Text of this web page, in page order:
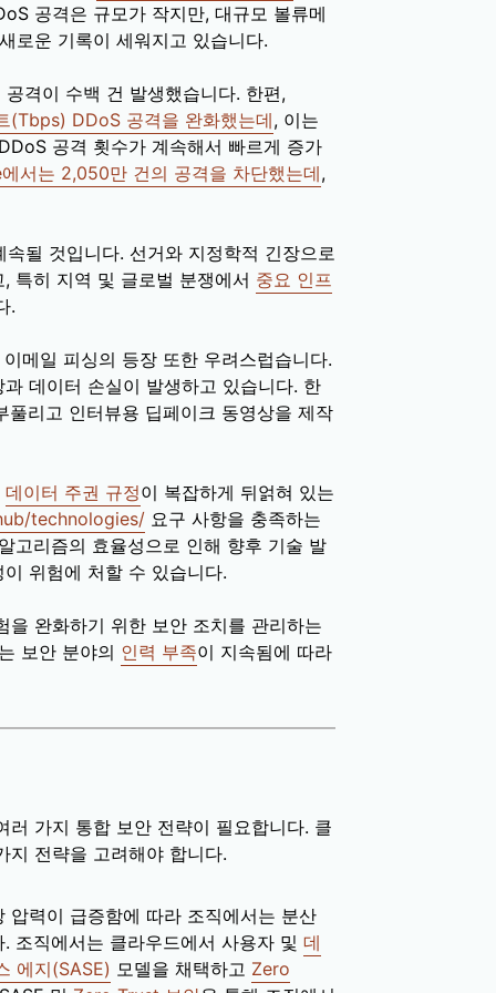
공격은 규모가 작지만, 대규모 볼류메
로운 기록이 세워지고 있습니다.
격이 수백 건 발생했습니다. 한편,
(Tbps) DDoS 공격을 완화했는데, 이는
공격 횟수가 계속해서 빠르게 증가
서는 2,050만 건의 공격을 차단했는데,
속될 것입니다. 선거와 지정학적 긴장으로
특히 지역 및 글로벌 분쟁에서 중요 인프
.
메일 피싱의 등장 또한 우려스럽습니다.
데이터 손실이 발생하고 있습니다. 한
풀리고 인터뷰용 딥페이크 동영상을 제작
데이터 주권 규정이 복잡하게 뒤얽혀 있는
technologies/ 요구 사항을 충족하는
고리즘의 효율성으로 인해 향후 기술 발
위험에 처할 수 있습니다.
완화하기 위한 보안 조치를 관리하는
보안 분야의 인력 부족이 지속됨에 따라
가지 통합 보안 전략이 필요합니다. 클
지 전략을 고려해야 합니다.
압력이 급증함에 따라 조직에서는 분산
조직에서는 클라우드에서 사용자 및 데
에지(SASE) 모델을 채택하고 Zero